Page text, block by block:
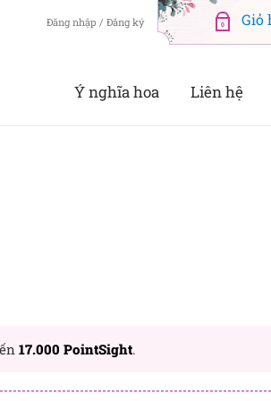
Đăng nhập / Đăng ký 0
Ý nghĩa hoa Liên hệ
17.000 PointSight.
bạn sẽ được tích lũy khi mua sản phẩm